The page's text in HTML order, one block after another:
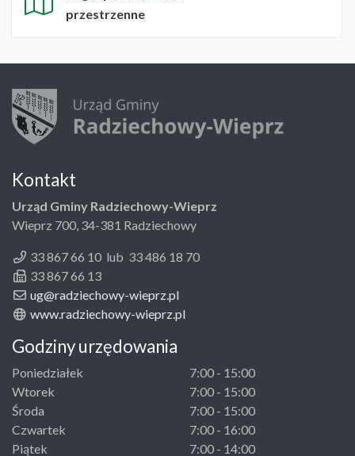
przestrzenne
Kontakt
Urząd Gminy Radziechowy-Wieprz
Wieprz 700, 34-381 Radziechowy
33 867 66 10 lub 33 486 18 70
33 867 66 13
ug@radziechowy-wieprz.pl
www.radziechowy-wieprz.pl
Godziny urzędowania
Poniedziałek
7:00 - 15:00
Wtorek
7:00 - 15:00
Środa
7:00 - 15:00
Czwartek
7:00 - 16:00
Piątek
7:00 - 14:00